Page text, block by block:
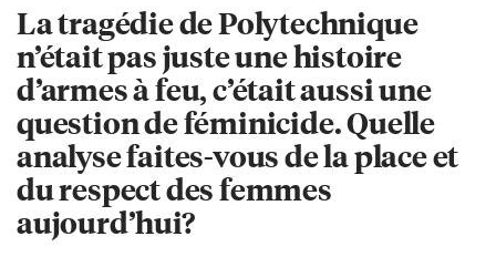
La tragédie de Polytechnique
n’était pas juste une histoire
d’armes à feu, c’était aussi une
question de féminicide. Quelle
analyse faites-vous de la place et
du respect des femmes
aujourd’hui?